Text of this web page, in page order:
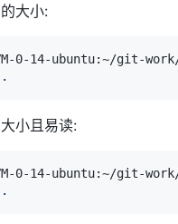
大小:
0-14-ubuntu:~/git-
.
小且易读:
0-14-ubuntu:~/git-
.